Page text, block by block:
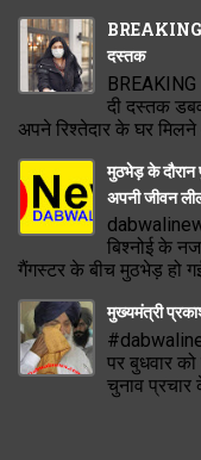
BREAKING
दस्तक
दी दस्तक
अपने रिश्तेदार के घर मिलने
मुठभेड़ के दौरान
अपनी जीवन
बिश्नोई के
गैंगस्टर के बीच मुठभेड़ हो
मुख्यमंत्री
पर बुधवार को
चुनाव प्रचार